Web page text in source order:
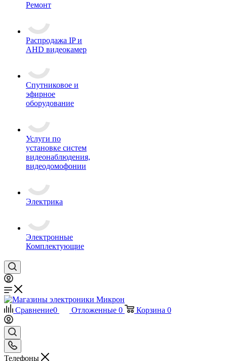
Ремонт
Распродажа IP и
AHD видеокамер
Спутниковое и
эфирное
оборудование
Услуги по
установке систем
видеонаблюдения,
видеодомофонии
Электрика
Электронные
Комплектующие
Сравнение0 Отложенные 0 Корзина 0
Телефоны